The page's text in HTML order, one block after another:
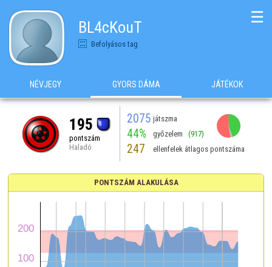
BL4cKouT
Befolyásos tag
☰
NÉVJEGY GYORS DÁMA JÁTÉKOK
195
pontszám
Haladó
2075 játszma
44% győzelem (917)
247 ellenfelek átlagos pontszáma
PONTSZÁM ALAKULÁSA